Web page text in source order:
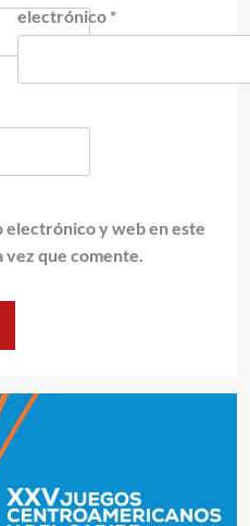
electrónico *
y web en este
que comente.